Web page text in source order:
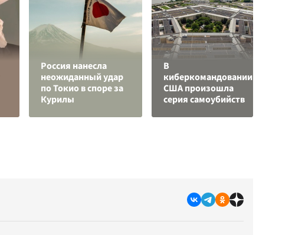
Россия нанесла
неожиданный удар
по Токио в споре за
Курилы
В
киберкомандовании
США произошла
серия самоубийств